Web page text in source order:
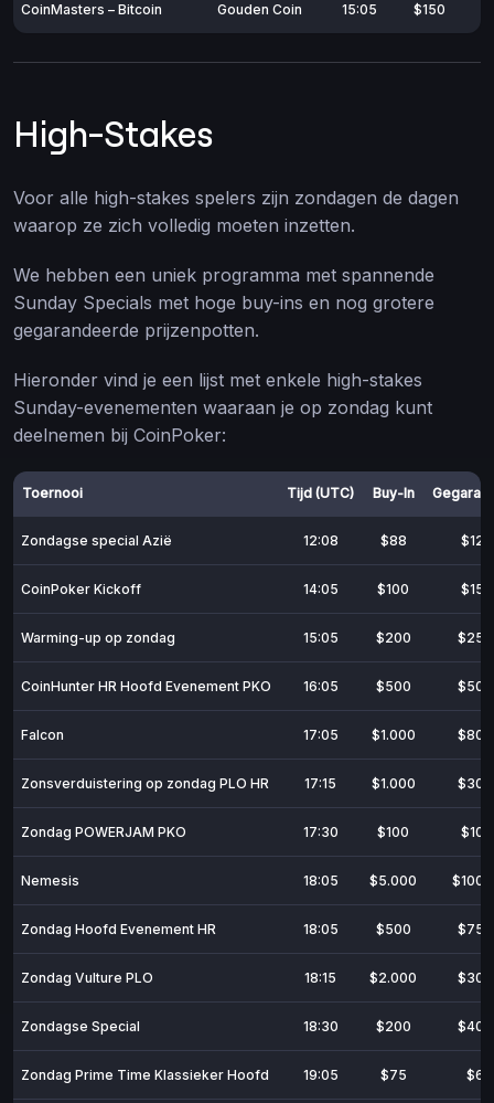
CoinMasters – Bitcoin Gouden Coin 15:05 $150
High-Stakes
Voor alle high-stakes spelers zijn zondagen de dagen
waarop ze zich volledig moeten inzetten.
We hebben een uniek programma met spannende
Sunday Specials met hoge buy-ins en nog grotere
gegarandeerde prijzenpotten.
Hieronder vind je een lijst met enkele high-stakes
Sunday-evenementen waaraan je op zondag kunt
deelnemen bij CoinPoker:
Toernooi Tijd (UTC) Buy-In
Zondagse special Azië 12:08 $88
CoinPoker Kickoff 14:05 $100
Warming-up op zondag 15:05 $200
CoinHunter HR Hoofd Evenement PKO 16:05 $500
Falcon 17:05 $1.000
Zonsverduistering op zondag PLO HR 17:15 $1.000
Zondag POWERJAM PKO 17:30 $100
Nemesis 18:05 $5.000
Zondag Hoofd Evenement HR 18:05 $500
Zondag Vulture PLO 18:15 $2.000
Zondagse Special 18:30 $200
Zondag Prime Time Klassieker Hoofd 19:05 $75